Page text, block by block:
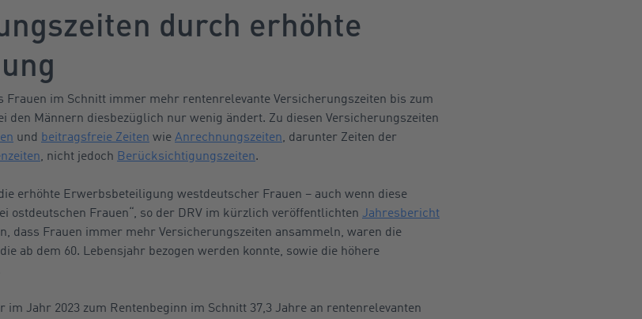
durch erhöhte
Frauen im Schnitt immer mehr rentenrelevante Versicherungszeiten bis zum
Männern diesbezüglich nur wenig ändert. Zu diesen Versicherungszeiten
und beitragsfreie Zeiten wie Anrechnungszeiten, darunter Zeiten der
, nicht jedoch Berücksichtigungszeiten.
erhöhte Erwerbsbeteiligung westdeutscher Frauen – auch wenn diese
Frauen“, so der DRV im kürzlich veröffentlichten Jahresbericht
dass Frauen immer mehr Versicherungszeiten ansammeln, waren die
ab dem 60. Lebensjahr bezogen werden konnte, sowie die höhere
Jahr 2023 zum Rentenbeginn im Schnitt 37,3 Jahre an rentenrelevanten